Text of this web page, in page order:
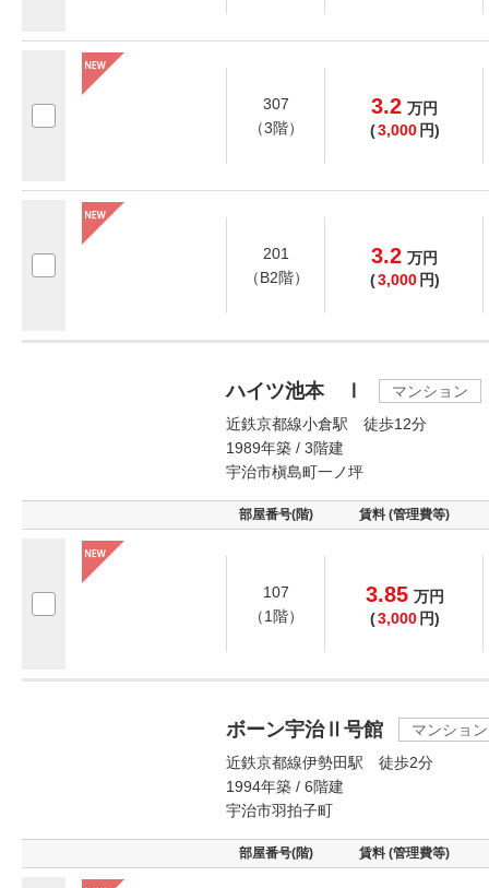
307
（3階）
3.2 万円
(3,000 円)
201
（B2階）
3.2 万円
(3,000 円)
ハイツ池本 Ⅰ
マンション
近鉄京都線小倉駅 徒歩12分
1989年築 / 3階建
宇治市槇島町一ノ坪
部屋番号(階) 賃料 (管理費等)
107
（1階）
3.85 万円
(3,000 円)
ボーン宇治Ⅱ号館
マンション
近鉄京都線伊勢田駅 徒歩2分
1994年築 / 6階建
宇治市羽拍子町
部屋番号(階) 賃料 (管理費等)